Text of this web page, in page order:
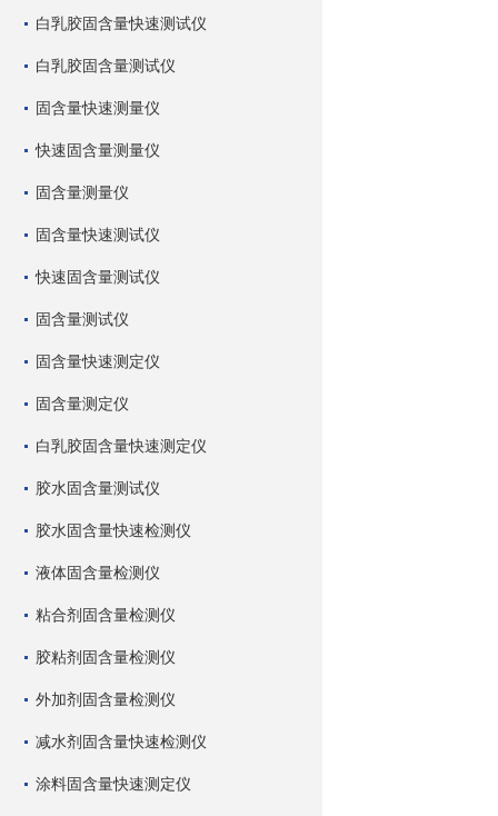
白乳胶固含量快速测试仪
白乳胶固含量测试仪
固含量快速测量仪
快速固含量测量仪
固含量测量仪
固含量快速测试仪
快速固含量测试仪
固含量测试仪
固含量快速测定仪
固含量测定仪
白乳胶固含量快速测定仪
胶水固含量测试仪
胶水固含量快速检测仪
液体固含量检测仪
粘合剂固含量检测仪
胶粘剂固含量检测仪
外加剂固含量检测仪
减水剂固含量快速检测仪
涂料固含量快速测定仪